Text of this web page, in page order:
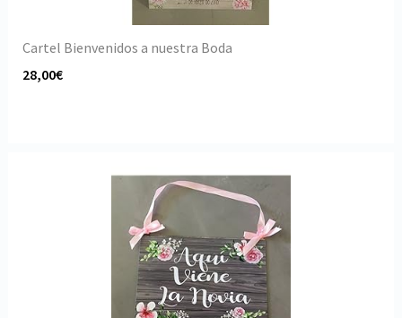
Cartel Bienvenidos a nuestra Boda
28,00€